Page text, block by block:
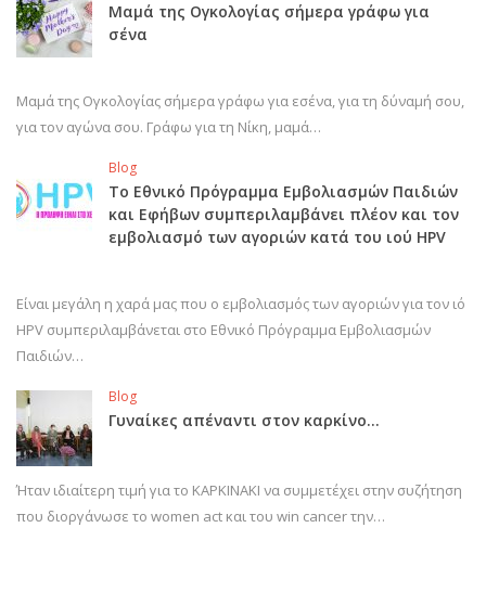
Μαμά της Ογκολογίας σήμερα γράφω για
σένα
Μαμά της Ογκολογίας σήμερα γράφω για εσένα, για τη δύναμή σου,
για τον αγώνα σου. Γράφω για τη Νίκη, μαμά…
Blog
Το Εθνικό Πρόγραμμα Εμβολιασμών Παιδιών
και Εφήβων συμπεριλαμβάνει πλέον και τον
εμβολιασμό των αγοριών κατά του ιού HPV
Είναι μεγάλη η χαρά μας που ο εμβολιασμός των αγοριών για τον ιό
HPV συμπεριλαμβάνεται στο Εθνικό Πρόγραμμα Εμβολιασμών
Παιδιών…
Blog
Γυναίκες απέναντι στον καρκίνο…
Ήταν ιδιαίτερη τιμή για το ΚΑΡΚΙΝΑΚΙ να συμμετέχει στην συζήτηση
που διοργάνωσε το women act και του win cancer την…